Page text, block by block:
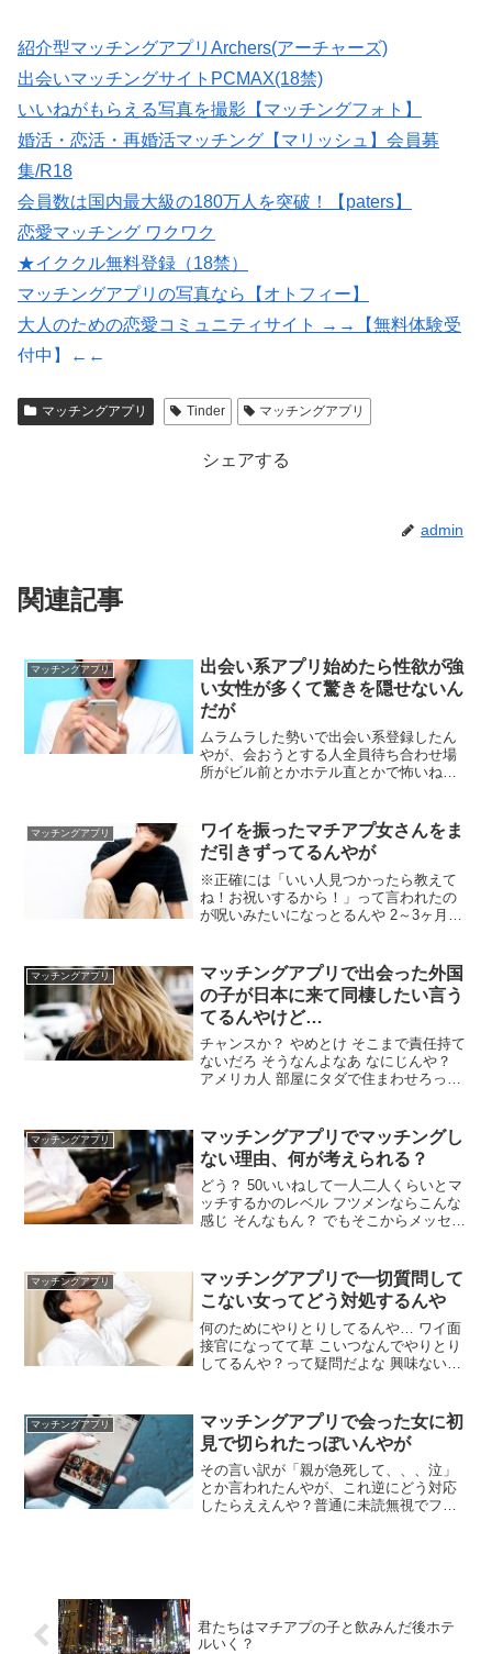
紹介型マッチングアプリArchers(アーチャーズ)
出会いマッチングサイトPCMAX(18禁)
いいねがもらえる写真を撮影【マッチングフォト】
婚活・恋活・再婚活マッチング【マリッシュ】会員募
集/R18
会員数は国内最大級の180万人を突破！【paters】
恋愛マッチング ワクワク
★イククル無料登録（18禁）
マッチングアプリの写真なら【オトフィー】
大人のための恋愛コミュニティサイト →→【無料体験受
付中】←←
影サービス
マッチングアプリ Tinder マッチングアプリ
シェアする
admin
関連記事
マッチングアプリ
出会い系アプリ始めたら性欲が強
い女性が多くて驚きを隠せないん
だが
ムラムラした勢いで出会い系登録したん
やが、会おうとする人全員待ち合わせ場
所がビル前とかホテル直とかで怖いね
にかく素早くホテルにGOしたがる奴は何
が目的なんや？？ ワイ以上にムラムラ
しとるんか？
マッチングアプリ
ワイを振ったマチアプ女さんをま
だ引きずってるんやが
※正確には「いい人見つかったら教えて
ね！お祝いするから！」って言われたの
が呪いみたいになっとるんや 2～3ヶ月で
今更報告されてもあなたのことよく覚え
てないってなりそうとか だれか…
マッチングアプリ
マッチングアプリで出会った外国
の子が日本に来て同棲したい言う
てるんやけど…
チャンスか？ やめとけ そこまで責任持て
ないだろ そうなんよなあ なにじんや？
アメリカ人 部屋にタダで住まわせろって
か？ 確かドイツがルーツの白人だよ 背が
高い ええんちゃう？ 上手く行けばグリー
ンカードも獲得や
マッチングアプリ
マッチングアプリでマッチングし
ない理由、何が考えられる？
どう？ 50いいねして一人二人くらいとマ
ッチするかのレベル フツメンならこんな
感じ そんなもん？ でもそこからメッセー
マシになるレベルで結構ハードル高いよ
友達いないからアプリに使う写真も無く
てつんどる
マッチングアプリ
マッチングアプリで一切質問して
こない女ってどう対処するんや
何のためにやりとりしてるんや… ワイ面
接官になってて草 こいつなんでやりとり
してるんや？って疑問だよな 興味ないな
らかに脈無くなってて草 マッチングアプ
リやるといかに女が受け身かよくわかる
女ってだけでいいねが三桁くるんやで 傲
慢になるやろ
マッチングアプリ
マッチングアプリで会った女に初
見で切られたっぽいんやが
その言い訳が「親が急死して、、、泣」
とか言われたんやが、これ逆にどう対応
したらええんや？普通に未読無視でフェ
君たちはマチアプの子と飲みんだ後ホテ
ルいく？